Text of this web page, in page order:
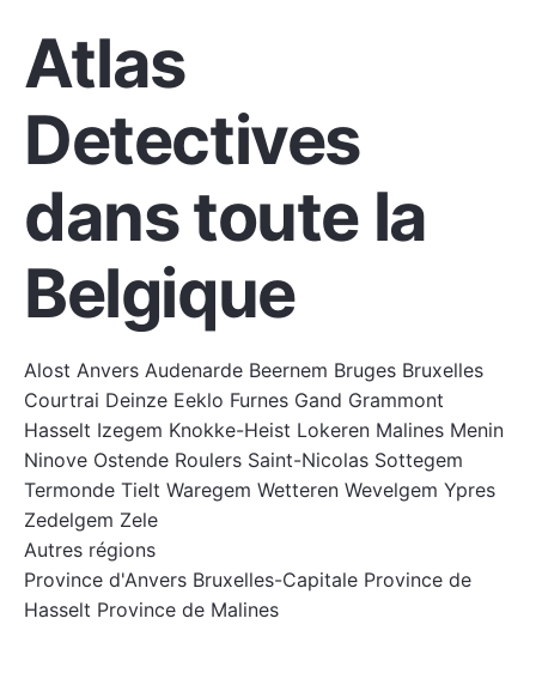
Atlas
Detectives
dans toute la
Belgique
Alost Anvers Audenarde Beernem Bruges Bruxelles
Courtrai Deinze Eeklo Furnes Gand Grammont
Hasselt Izegem Knokke-Heist Lokeren Malines Menin
Ninove Ostende Roulers Saint-Nicolas Sottegem
Termonde Tielt Waregem Wetteren Wevelgem Ypres
Zedelgem Zele
Autres régions
Province d'Anvers Bruxelles-Capitale Province de
Hasselt Province de Malines